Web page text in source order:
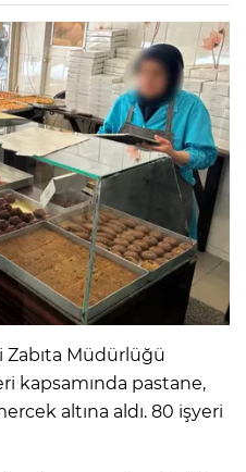
Zabıta Müdürlüğü
kapsamında pastane,
altına aldı. 80 işyeri